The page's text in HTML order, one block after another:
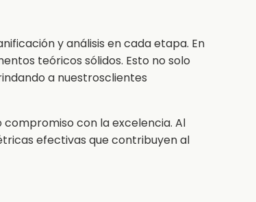
y análisis en cada etapa. En
teóricos sólidos. Esto no solo
a nuestrosclientes
con la excelencia. Al
efectivas que contribuyen al